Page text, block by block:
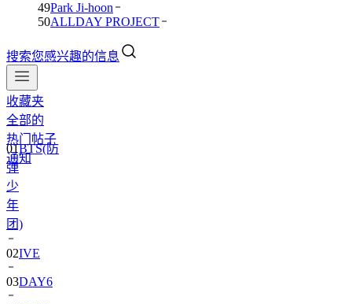
49Park Ji-hoon
50ALLDAY PROJECT
搜索您感兴趣的信息
收藏夹
全部的
热门帖子
通知
01BTS(防
弹
少
年
团)
02IVE
03DAY6
04RIIZE